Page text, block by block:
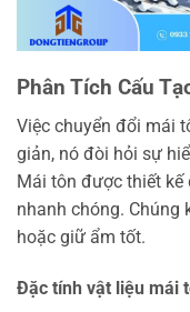
Phân Tích Cấu
Việc chuyển đổi mái
giản, nó đòi hỏi sự
Mái tôn được thiết kế
nhanh chóng. Chúng
hoặc giữ ẩm tốt.
Đặc tính vật liệu mái